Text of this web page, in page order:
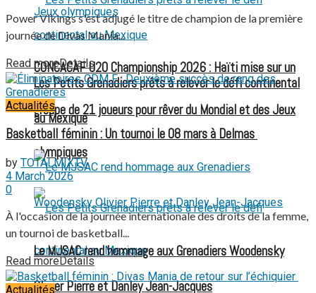
CONCACAF U20 Championship 2026 : Haïti mise sur un
groupe de 21 joueurs pour rêver du Mondial et des Jeux
olympiques
Les Petits Grenadiers prêts à relever le défi continental
au Mexique
Le MJSAC rend hommage aux Grenadiers Woodensky
Olivier Pierre et Danley Jean-Jacques
Power Vikings s'est adjugé le titre de champion de la première
journée de Divas Mania...
Read moreDetails
Actualités
Basketball féminin : Un tournoi le 08 mars à Delmas
by TOTALMIXTV
4 March 2026
0
À l'occasion de la journée internationale des droits de la femme,
un tournoi de basketball...
Read moreDetails
Actualités